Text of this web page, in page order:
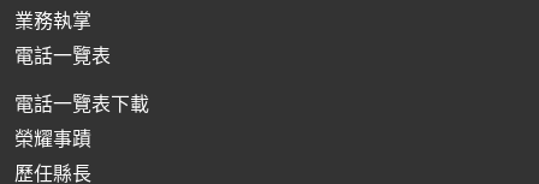
業務執掌
電話一覽表
電話一覽表下載
榮耀事蹟
歷任縣長